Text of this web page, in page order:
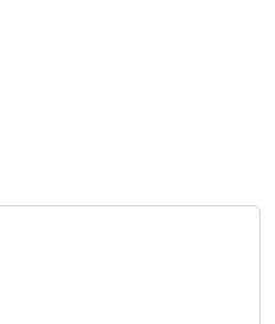
ZONDER AIRCOIN
TE HALEN